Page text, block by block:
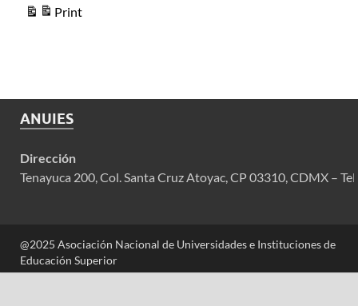
Print
View
ANUIES
Dirección
Tenayuca 200, Col. Santa Cruz Atoyac, CP 03310, CDMX –
@2025 Asociación Nacional de Universidades e Instituciones de
Educación Superior